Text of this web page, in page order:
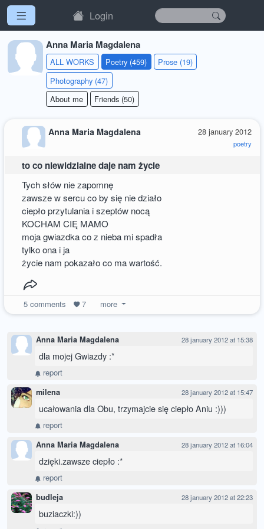
Login
Anna Maria Magdalena
ALL WORKS Poetry (459)
Prose (19)
Photography (47)
About me
Friends (50)
28 january 2012
poetry
Anna Maria Magdalena
to co niewidzialne daje nam życie
Tych słów nie zapomnę
zawsze w sercu co by się nie działo
ciepło przytulania i szeptów nocą
KOCHAM CIĘ MAMO
moja gwiazdka co z nieba mi spadła
tylko ona i ja
życie nam pokazało co ma wartość.
5comments 7 more
Anna Maria Magdalena 28 january 2012 at 15:38
dla mojej Gwiazdy :*
report
milena 28 january 2012 at 15:47
ucałowania dla Obu, trzymajcie się ciepło Aniu :)))
report
Anna Maria Magdalena 28 january 2012 at 16:04
dzięki.zawsze ciepło :*
report
budleja 28 january 2012 at 22:23
buziaczki:))